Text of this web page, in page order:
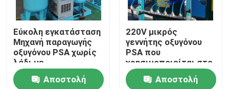
Σπίτι
Προϊόντα
Εύκολη εγκατάσταση
Μηχανή παραγωγής
οξυγόνου PSA χωρίς
λάδι με
πιστοποιητικό ASME
Αποστολή
220V μικρός
γεννήτης οξυγόνου
PSA που
χρησιμοποιείται στο
νοσοκομείο
60Nm3/HrΑποστολή